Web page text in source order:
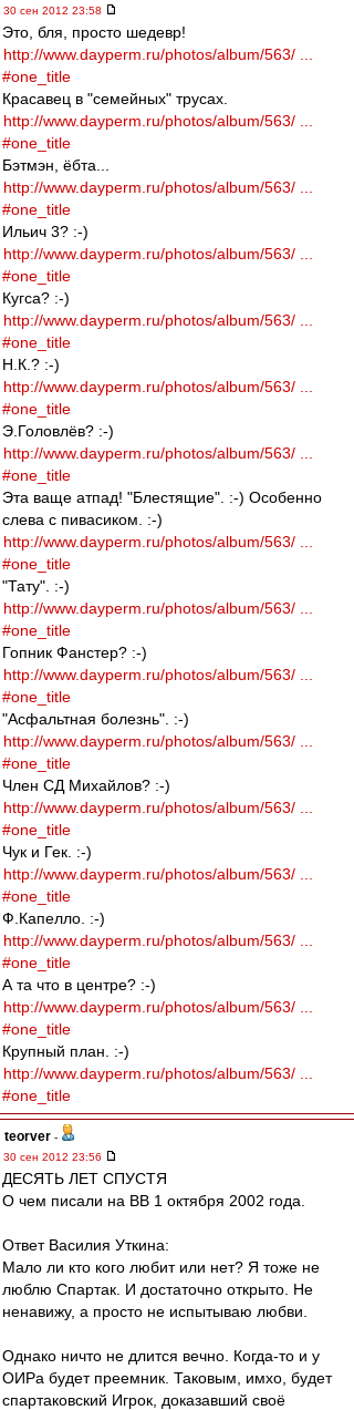
30 сен 2012 23:58
Это, бля, просто шедевр!
http://www.dayperm.ru/photos/album/563/ ...
#one_title
Красавец в "семейных" трусах.
http://www.dayperm.ru/photos/album/563/ ...
#one_title
Бэтмэн, ёбта...
http://www.dayperm.ru/photos/album/563/ ...
#one_title
Ильич 3? :-)
http://www.dayperm.ru/photos/album/563/ ...
#one_title
Кугса? :-)
http://www.dayperm.ru/photos/album/563/ ...
#one_title
Н.К.? :-)
http://www.dayperm.ru/photos/album/563/ ...
#one_title
Э.Головлёв? :-)
http://www.dayperm.ru/photos/album/563/ ...
#one_title
Эта ваще атпад! "Блестящие". :-) Особенно
слева с пивасиком. :-)
http://www.dayperm.ru/photos/album/563/ ...
#one_title
"Тату". :-)
http://www.dayperm.ru/photos/album/563/ ...
#one_title
Гопник Фанстер? :-)
http://www.dayperm.ru/photos/album/563/ ...
#one_title
"Асфальтная болезнь". :-)
http://www.dayperm.ru/photos/album/563/ ...
#one_title
Член СД Михайлов? :-)
http://www.dayperm.ru/photos/album/563/ ...
#one_title
Чук и Гек. :-)
http://www.dayperm.ru/photos/album/563/ ...
#one_title
Ф.Капелло. :-)
http://www.dayperm.ru/photos/album/563/ ...
#one_title
А та что в центре? :-)
http://www.dayperm.ru/photos/album/563/ ...
#one_title
Крупный план. :-)
http://www.dayperm.ru/photos/album/563/ ...
#one_title
teorver -
30 сен 2012 23:56
ДЕСЯТЬ ЛЕТ СПУСТЯ
О чем писали на ВВ 1 октября 2002 года.
Ответ Василия Уткина:
Мало ли кто кого любит или нет? Я тоже не
люблю Спартак. И достаточно открыто. Не
ненавижу, а просто не испытываю любви.
Однако ничто не длится вечно. Когда-то и у
ОИРа будет преемник. Таковым, имхо, будет
спартаковский Игрок, доказавший своё